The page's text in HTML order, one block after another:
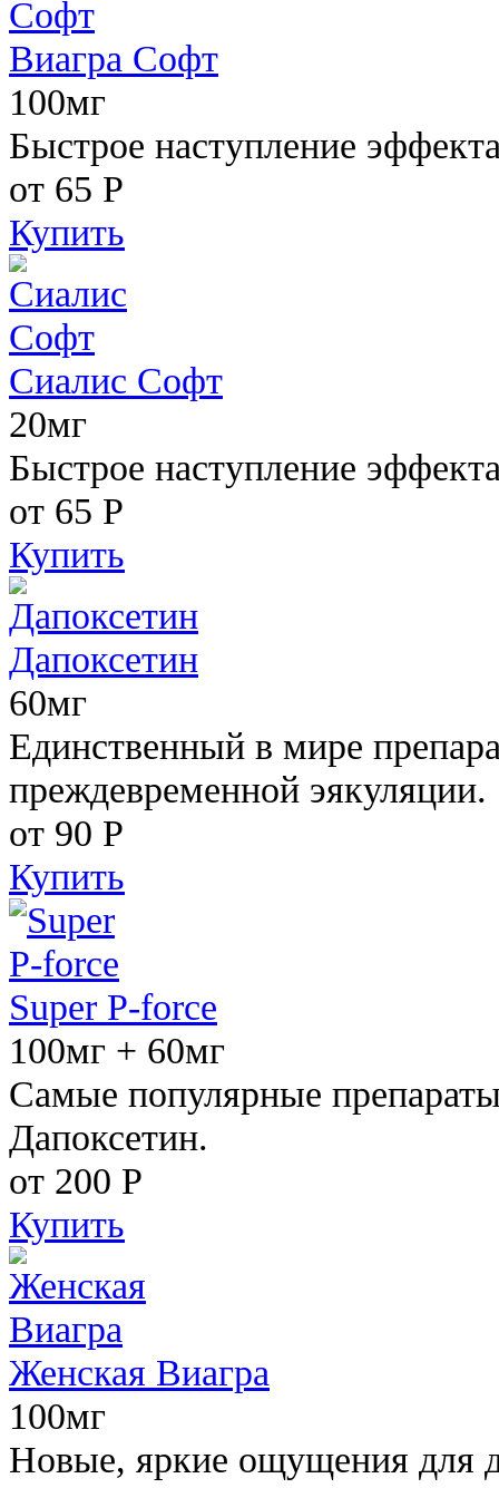
Виагра Софт
100мг
Быстрое наступление
от 65 Р
Купить
Сиалис Софт
20мг
Быстрое наступление
от 65 Р
Купить
Дапоксетин
60мг
Единственный в мире
преждевременной эякуляции.
от 90 Р
Купить
Super P-force
100мг + 60мг
Самые популярные
Дапоксетин.
от 200 Р
Купить
Женская Виагра
100мг
Новые, яркие ощущения для